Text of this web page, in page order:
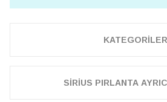
KATEGORİLER
SİRİUS PIRLANTA